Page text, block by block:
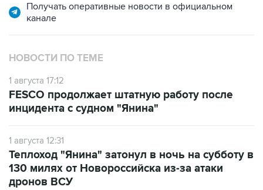
Получать оперативные новости в официальном
канале
НОВОСТИ ПО ТЕМЕ
1 августа 17:12
FESCO продолжает штатную работу после
инцидента с судном "Янина"
1 августа 12:31
Теплоход "Янина" затонул в ночь на субботу в
130 милях от Новороссийска из-за атаки
дронов ВСУ